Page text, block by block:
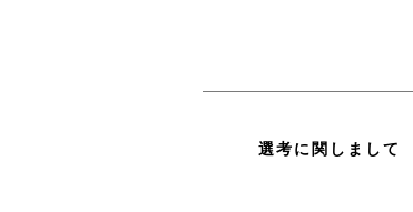
選考に関しまして